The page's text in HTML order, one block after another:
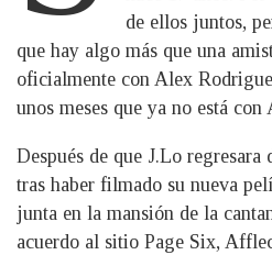
de ellos juntos,
que hay algo más que una
oficialmente con Alex
unos meses que ya no está con
Después de que J.Lo
tras haber filmado su nueva
junta en la mansión de la
acuerdo al sitio Page Six,